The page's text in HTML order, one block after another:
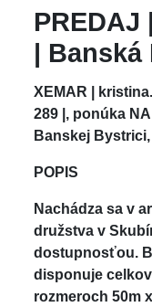
PREDAJ
|
XEMAR |
289 |, ponúka
Banskej
POPIS
Nachádza sa v
družstva v
dostupnosťou.
disponuje
rozmeroch 50m